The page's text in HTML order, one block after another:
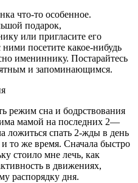
что-то особенное.
подарок,
или пригласите его
посетите какое-нибудь
имениннику. Постарайтесь
и запоминающимся.
режим сна и бодрствования
мамой на последних 2—
ложиться спать 2-жды в день
то же время. Сначала быстро
стоило мне лечь, как
в движениях,
распорядку дня.